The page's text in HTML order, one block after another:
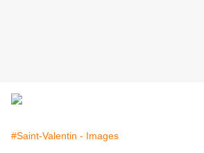
#Saint-Valentin - Images